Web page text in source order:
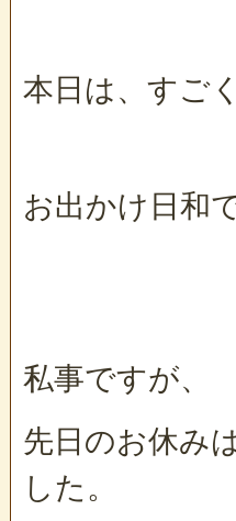
本日は、すご
お出かけ日和
私事ですが、
先日のお休み
した。